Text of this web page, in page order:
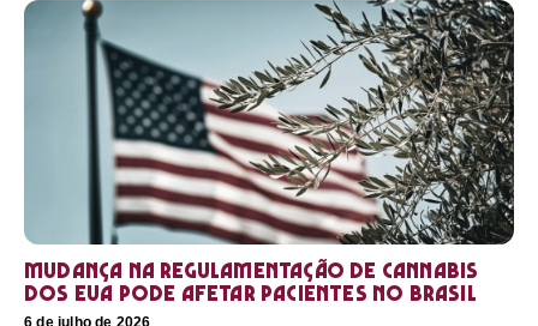
Mudança na regulamentação de cannabis
dos EUA pode afetar pacientes no Brasil
6 de julho de 2026